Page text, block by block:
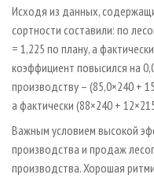
Исходя из данных,
сортности составили: по
= 1,225 по плану, а
коэффициент повысился на
производству – (85,0×240 +
а фактически (88×240 +
Важным условием высокой
производства и продаж
производства. Хорошая